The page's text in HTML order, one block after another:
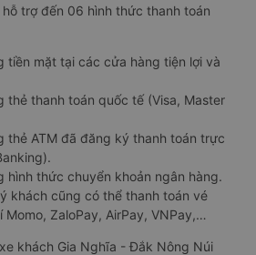
hỗ trợ đến 06 hình thức thanh toán
tiền mặt tại các cửa hàng tiện lợi và
thẻ thanh toán quốc tế (Visa, Master
thẻ ATM đã đăng ký thanh toán trực
hình thức chuyển khoản ngân hàng.
khách cũng có thể thanh toán vé
ZaloPay, AirPay, VNPay,…
khách Gia Nghĩa - Đắk Nông Núi